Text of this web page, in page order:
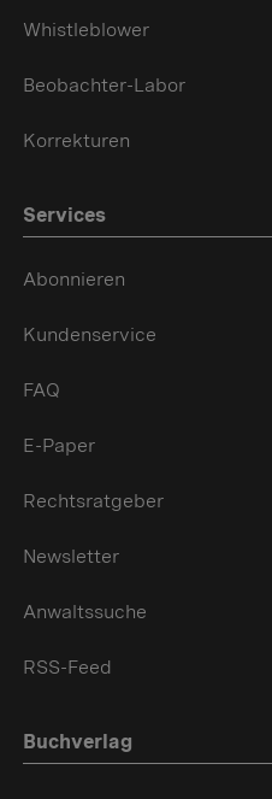
Whistleblower
Beobachter-Labor
Korrekturen
Services
Abonnieren
Kundenservice
FAQ
E-Paper
Rechtsratgeber
Newsletter
Anwaltssuche
RSS-Feed
Buchverlag